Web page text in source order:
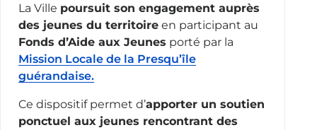
La Ville poursuit son engagement auprès
des jeunes du territoireen participant au
Fonds d’Aide aux Jeunes porté par la
Mission Locale de la Presqu’île
guérandaise.
Ce dispositif permet d’apporter un soutien
ponctuel aux jeunes rencontrant des